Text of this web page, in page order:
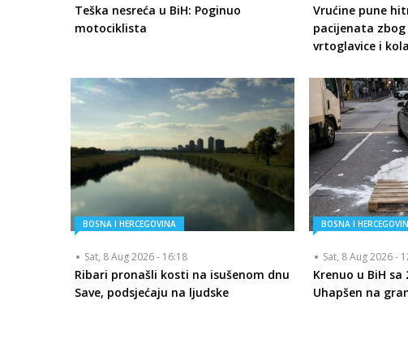
Teška nesreća u BiH: Poginuo
motociklista
Vrućine pune
pacijenata
vrtoglavice i
BOSNA I HERCEGOVINA
Sat, 8 Aug 2026 - 16:18
Ribari pronašli kosti na isušenom dnu
Save, podsjećaju na ljudske
BOSNA I
Sat, 8 Aug 2026 -
Krenuo u BiH
Uhapšen na